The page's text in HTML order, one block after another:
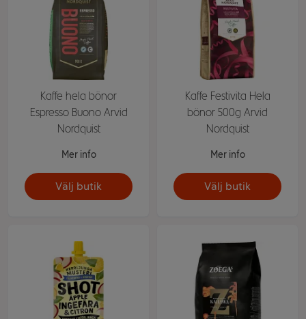
Kaffe hela bönor
Espresso Buono Arvid
Nordquist
Mer info
Välj butik
Kaffe Festivita Hela
bönor 500g Arvid
Nordquist
Mer info
Välj butik